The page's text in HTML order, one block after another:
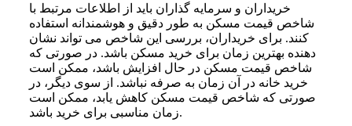
خریداران و سرمایه گذاران باید از اطلاعات مرتبط با
شاخص قیمت مسکن به طور دقیق و هوشمندانه استفاده
کنند. برای خریداران، بررسی این شاخص می تواند نشان
دهنده بهترین زمان برای خرید مسکن باشد. در صورتی که
شاخص قیمت مسکن در حال افزایش باشد، ممکن است
خرید خانه در آن زمان به صرفه نباشد. از سوی دیگر، در
صورتی که شاخص قیمت مسکن کاهش یابد، ممکن است
زمان مناسبی برای خرید باشد.